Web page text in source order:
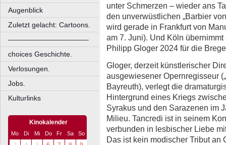
Augenblick
Zuletzt gelacht: Cartoons.
––––––––––––––––––––
choices Geschichte.
Verlosungen.
Jobs.
Kulturlinks
Kinokalender
Mo Di Mi Do Fr Sa
So
unter Schmerzen – wieder ans
den unverwüstlichen „Barbier
wird gerade in Frankfurt von
am 7. Juni). Und Köln
Philipp Gloger 2024 für die
Gloger, derzeit künstlerischer
ausgewiesener Opernregisseur
Bayreuth), verlegt die
Hintergrund eines Kriegs
Syrakus und den Sarazenen im
Milieu. Tancredi ist in seinem
verbunden in lesbischer Liebe
Das ist kein modischer Tribut an